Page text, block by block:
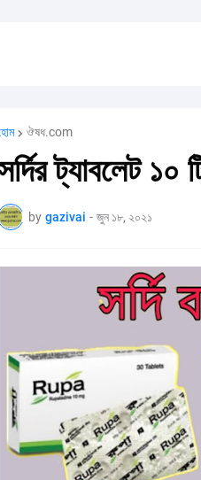
ঔষধ.com
ট্যাবলেট
by gazivai - জুন ১৮, ২০২১